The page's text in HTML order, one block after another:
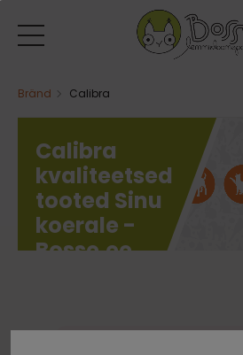
Bränd Calibra
Calibra
kvaliteetsed
tooted Sinu
koerale -
Bosse.ee